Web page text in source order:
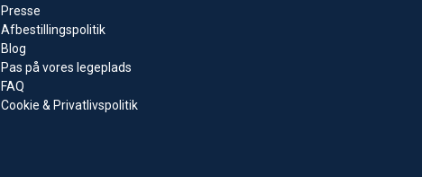
Presse
Afbestillingspolitik
Blog
Pas på vores legeplads
FAQ
Cookie & Privatlivspolitik